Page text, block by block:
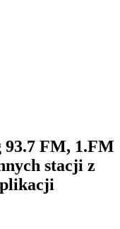
93.7 FM, 1.FM
stacji z